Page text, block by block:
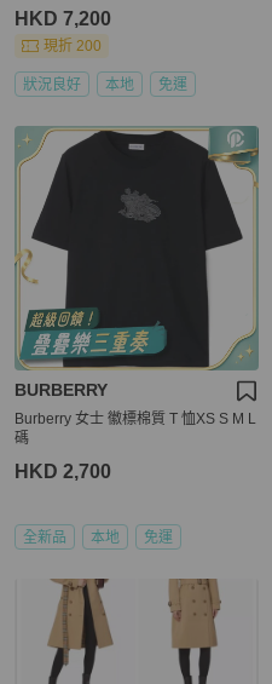
HKD 7,200
現折 200
狀況良好 本地 免運
BURBERRY
Burberry 女士 徽標棉質 T 恤XS S M L
碼
HKD 2,700
全新品 本地 免運